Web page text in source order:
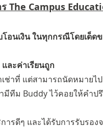
ร The Campus
อนเงิน ในทุกกรณีโดยเด็ด
ละค่าเรียนถูก
เช่าที่ แต่สามารถนัดหมาย
ามีทีม Buddy ไว้คอยให้คำป
ารดีๆ และได้รับการรับรอ